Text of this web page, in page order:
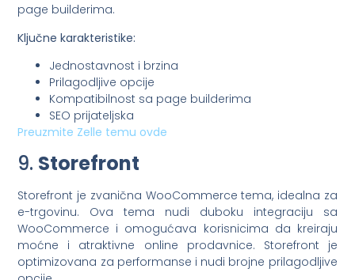
page builderima.
Ključne karakteristike:
Jednostavnost i brzina
Prilagodljive opcije
Kompatibilnost sa page builderima
SEO prijateljska
Preuzmite Zelle temu ovde
9. Storefront
Storefront je zvanična WooCommerce tema, idealna za
e-trgovinu. Ova tema nudi duboku integraciju sa
WooCommerce i omogućava korisnicima da kreiraju
moćne i atraktivne online prodavnice. Storefront je
optimizovana za performanse i nudi brojne prilagodljive